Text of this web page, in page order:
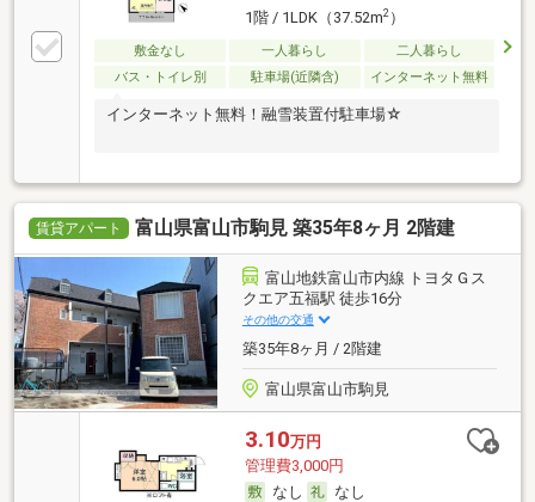
1階 / 1LDK（37.52m2）
敷金なし 一人暮らし
二人暮らし
バス・トイレ別
駐車場(近隣含) インターネット無料
インターネット無料！融雪装置付駐車場☆
賃貸アパート 富山県富山市駒見 築35年8ヶ月 2階建
富山地鉄富山市内線 トヨタＧス
クエア五福駅 徒歩16分
その他の交通
築35年8ヶ月 / 2階建
富山県富山市駒見
3.10万円
管理費3,000円
なし
なし